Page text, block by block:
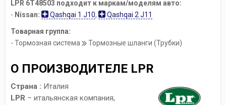
LPR 6T48503 подходит к маркам/моделям авто:
- Nissan: Qashqai 1 J10, Qashqai 2 J11
Товарная группа:
- Тормозная система
Тормозные шланги (Трубки)
О ПРОИЗВОДИТЕЛЕ LPR
Страна : Италия
LPR – итальянская компания,